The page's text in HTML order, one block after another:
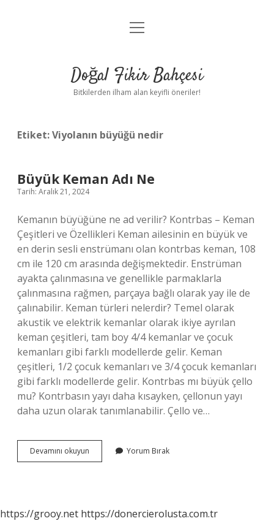
Anasayfa
Yasal Uyarı
menüyü
Doğal Fikir Bahçesi
Bitkilerden ilham alan keyifli öneriler!
Etiket:Viyolanın büyüğü nedir
Büyük Keman Adı Ne
Tarih: Aralık 21, 2024
Kemanın büyüğüne ne ad verilir? Kontrbas – Keman
Çeşitleri ve Özellikleri Keman ailesinin en büyük ve
en derin sesli enstrümanı olan kontrbas keman, 108
cm ile 120 cm arasında değişmektedir. Enstrüman
ayakta çalınmasına ve genellikle parmaklarla
çalınmasına rağmen, parçaya bağlı olarak yay ile de
çalınabilir. Keman türleri nelerdir? Temel olarak
akustik ve elektrik kemanlar olarak ikiye ayrılan
keman çeşitleri, tam boy 4/4 kemanlar ve çocuk
kemanları gibi farklı modellerde gelir. Keman
çeşitleri, 1/2 çocuk kemanları ve 3/4 çocuk kemanları
gibi farklı modellerde gelir. Kontrbas mı büyük çello
mu? Kontrbasın yayı daha kısayken, çellonun yayı
daha uzun olarak tanımlanabilir. Çello ve…
Devamını okuyun
Keman
Yorum Bırak
https://grooy.net https://donercierolusta.com.tr